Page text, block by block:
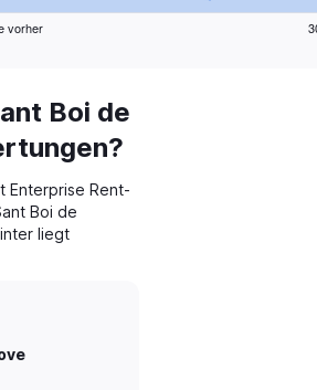
vorher
Boi de
Enterprise Rent-
Boi de
liegt